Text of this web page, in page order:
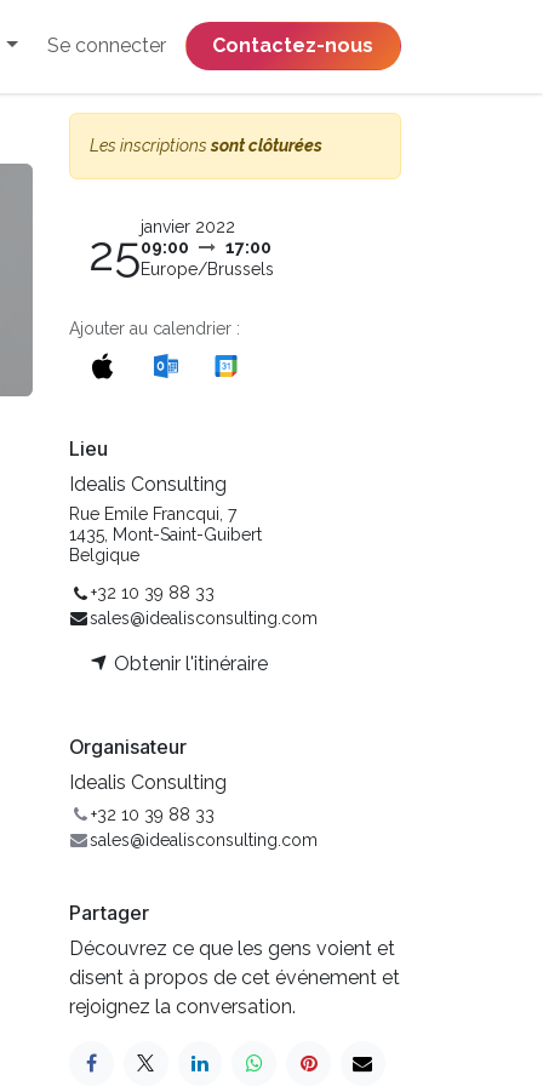
Se connecter ​​​​​​​​​​​​​​​​Contactez-nous
Les inscriptionssont clôturées
25janvier 2022
09:00
17:00
Europe/Brussels
Ajouter au calendrier :
Lieu
Idealis Consulting
Rue Emile Francqui, 7
1435, Mont-Saint-Guibert
Belgique
+32 10 39 88 33
sales@idealisconsulting.com
Obtenir l'itinéraire
Organisateur
Idealis Consulting
+32 10 39 88 33
sales@idealisconsulting.com
Partager
Découvrez ce que les gens voient et
disent à propos de cet événement et
rejoignez la conversation.